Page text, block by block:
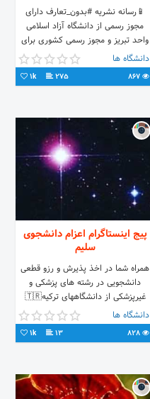
📱رسانه نشریه #بدون_تعارف دارای
مجوز رسمی از دانشگاه آزاد اسلامی
واحد تبریز و مجوز رسمی کشوری برای
تبلیغات در تمامی رسانه های ملی 🌐
کانال تلگرام ما 👇
دانشگاه ها
275
1k
پیج اینستاگرام اعزام دانشجوی
سلیم
همراه شما در اخذ پذیرش و رزو قطعی
دانشجویی در رشته های پزشکی و
غیرپزشکی از دانشگاههای ترکیه🇹🇷
دانشگاه ها
13
1k